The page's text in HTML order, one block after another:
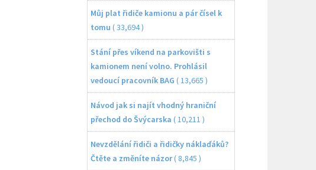
Můj plat řidiče kamionu a pár čísel k
tomu ( 33,694 )
Stání přes víkend na parkovišti s
kamionem není volno. Prohlásil
vedoucí pracovník BAG ( 13,665 )
Návod jak si najít vhodný hraniční
přechod do Švýcarska ( 10,211 )
Nevzdělání řidiči a řidičky náklaďáků?
Čtěte a změníte názor( 8,845 )